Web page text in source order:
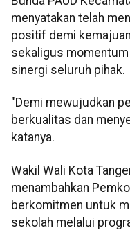
menyatakan telah
positif demi
sekaligus
sinergi seluruh pihak.
"Demi mewujudkan
berkualitas dan
katanya.
Wakil Wali Kota
menambahkan
berkomitmen untuk
sekolah melalui